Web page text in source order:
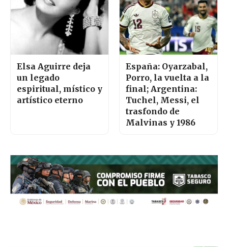
Elsa Aguirre deja
un legado
espiritual, místico y
artístico eterno
España: Oyarzabal,
Porro, la vuelta a la
final; Argentina:
Tuchel, Messi, el
trasfondo de
Malvinas y 1986